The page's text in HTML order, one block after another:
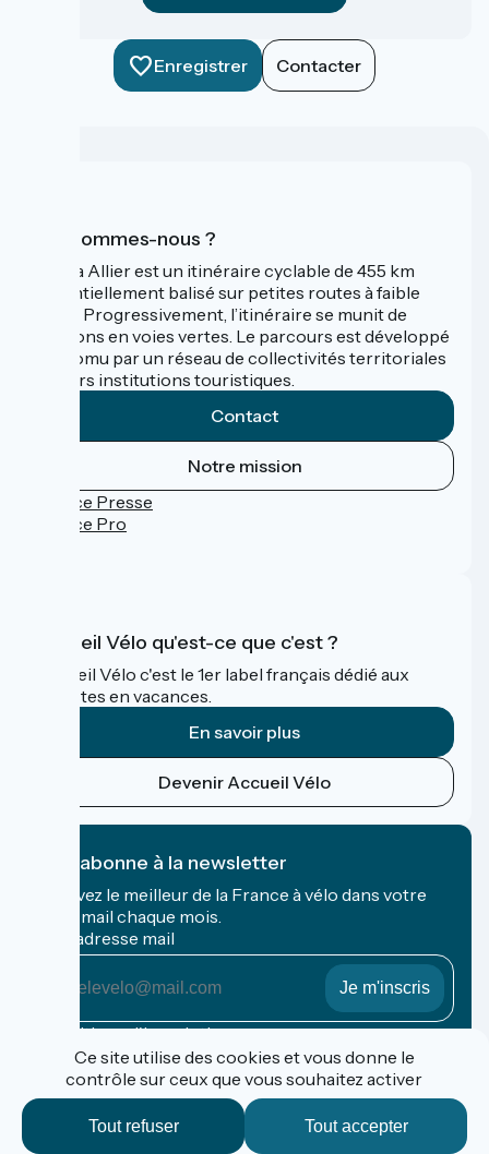
Enregistrer Contacter
Qui sommes-nous ?
La Via Allier est un itinéraire cyclable de 455 km
essentiellement balisé sur petites routes à faible
trafic. Progressivement, l’itinéraire se munit de
sections en voies vertes. Le parcours est développé
et promu par un réseau de collectivités territoriales
et leurs institutions touristiques.
Contact
Notre mission
Espace Presse
Espace Pro
Accueil Vélo qu'est-ce que c'est ?
Accueil Vélo c'est le 1er label français dédié aux
cyclistes en vacances.
En savoir plus
Devenir Accueil Vélo
Je m'abonne à la newsletter
Recevez le meilleur de la France à vélo dans votre
boîte mail chaque mois.
Mon adresse mail
Mon
adresse
Conditions d'inscription
Financé dans le cadre de Destination France
Ce site utilise des cookies et vous donne le
contrôle sur ceux que vous souhaitez activer
Tout accepter
Tout refuser